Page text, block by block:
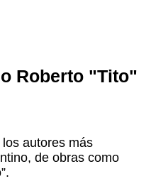
Roberto "Tito"
autores más
de obras como